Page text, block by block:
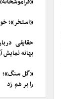
«استخر»؛
حقایقی
بهانه نمایش
«گل سنگ»؛
را بر هم زد